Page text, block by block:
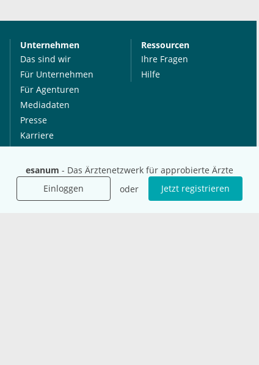
esanum - Das Ärztenetzwerk für approbierte Ärzte
Einloggen
oder Jetzt registrieren
Unternehmen
Das sind wir
Für Unternehmen
Für Agenturen
Mediadaten
Presse
Karriere
Ressourcen
Ihre Fragen
Hilfe
International
esanum.it
Social Media
Youtube